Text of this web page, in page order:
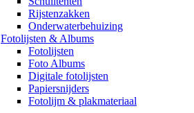
Rijstenzakken
Onderwaterbehuizing
Fotolijsten & Albums
Fotolijsten
Foto Albums
Digitale fotolijsten
Papiersnijders
Fotolijm & plakmateriaal